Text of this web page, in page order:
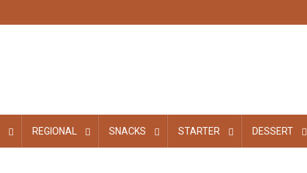
REGIONAL SNACKS STARTER DESSERT